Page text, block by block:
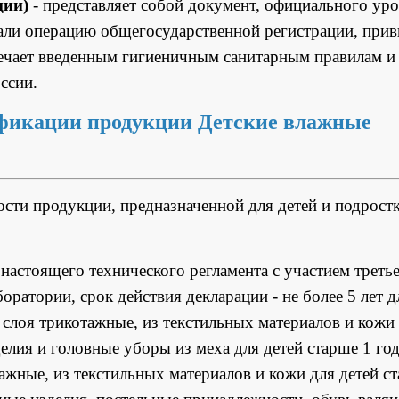
- представляет собой документ, официального
операцию общегосударственной регистрации,
введенным гигиеничным санитарным правилам и
продукции Детские влажные
продукции, предназначенной для детей и
технического регламента с участием
срок действия декларации - не более 5 лет
трикотажные, из текстильных материалов и кожи
и головные уборы из меха для детей старше 1
из текстильных материалов и кожи для детей